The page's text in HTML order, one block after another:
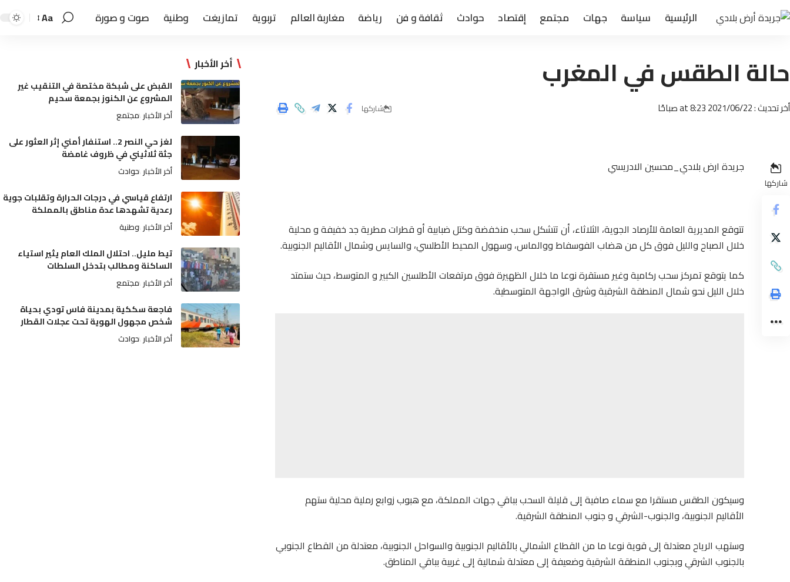
الرئيسية سياسة جهات مجتمع إقتصاد حوادث ثقافة و فن رياضة مغاربة العالم تربوية تمازيغت وطنية صوت و صورة Aa
حالة الطقس في المغرب
أخر تحديث : 2021/06/22 at 8:23 صباحًا شاركها
شاركها
جريدة ارض بلادي_محسين الادريسي
تتوقع المديرية العامة للأرصاد الجوية، الثلاثاء، أن تتشكل سحب منخفضة وكتل ضبابية أو قطرات مطرية جد خفيفة و محلية
خلال الصباح والليل فوق كل من هضاب الفوسفاط ووالماس، وسهول المحيط الأطلسي، والسايس وشمال الأقاليم الجنوبية.
كما يتوقع تمركز سحب ركامية وغير مستقرة نوعا ما خلال الظهيرة فوق مرتفعات الأطلسين الكبير و المتوسط، حيث ستمتد
خلال الليل نحو شمال المنطقة الشرقية وشرق الواجهة المتوسطية.
وسيكون الطقس مستقرا مع سماء صافية إلى قليلة السحب بباقي جهات المملكة، مع هبوب زوابع رملية محلية ستهم
الأقاليم الجنوبية، والجنوب-الشرقي و جنوب المنطقة الشرقية.
وستهب الرياح معتدلة إلى قوية نوعا ما من القطاع الشمالي بالأقاليم الجنوبية والسواحل الجنوبية، معتدلة من القطاع الجنوبي
بالجنوب الشرقي وبجنوب المنطقة الشرقية وضعيفة إلى معتدلة شمالية إلى غربية بباقي المناطق.
أخر الأخبار
القبض على شبكة مختصة في التنقيب غير
المشروع عن الكنوز بجمعة سحيم
أخر الأخبار مجتمع
لغز حي النصر 2.. استنفار أمني إثر العثور على
جثة ثلاثيني في ظروف غامضة
أخر الأخبار حوادث
ارتفاع قياسي في درجات الحرارة وتقلبات جوية
رعدية تشهدها عدة مناطق بالمملكة
أخر الأخبار وطنية
تيط مليل.. احتلال الملك العام يثير استياء
الساكنة ومطالب بتدخل السلطات
أخر الأخبار مجتمع
فاجعة سككية بمدينة فاس تودي بحياة
شخص مجهول الهوية تحت عجلات القطار
أخر الأخبار حوادث